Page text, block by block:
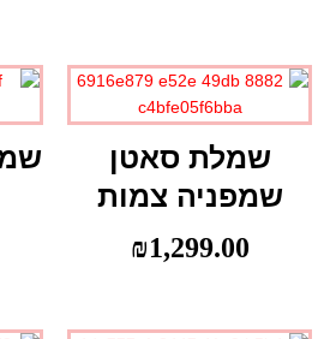
שמלת סאטן
שמפניה צמות
₪1,299.00